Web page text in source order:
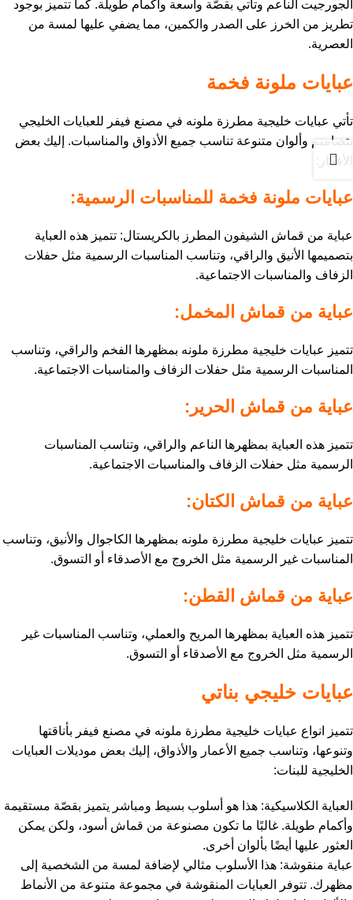
الجورجيت الناعم وتأتي بقصّة واسعة وأكمام طويلة. كما تتميز بوجود
تطريز من الخرز على الصدر والكمين، مما يضفي عليها لمسة من
العصرية.
عبايات ملونة فخمة
تأتي عبايات خليجية مطرزة ملونه في مصنع فيفر للعبايات الخليجي
بتصاميم وألوان متنوعة تناسب جميع الأذواق والمناسبات. إليك بعض
الأفكار:
عبايات ملونة فخمة للمناسبات الرسمية:
عباية من قماش الشيفون المطرز بالكريستال: تتميز هذه العباية
بتصميمها الأنيق والراقي، وتناسب المناسبات الرسمية مثل حفلات
الزفاف والمناسبات الاجتماعية.
عباية من قماش المخمل:
تتميز عبايات خليجية مطرزة ملونه بمظهرها الفخم والراقي، وتناسب
المناسبات الرسمية مثل حفلات الزفاف والمناسبات الاجتماعية.
عباية من قماش الحرير:
تتميز هذه العباية بمظهرها الناعم والراقي، وتناسب المناسبات
الرسمية مثل حفلات الزفاف والمناسبات الاجتماعية.
عباية من قماش الكتان:
تتميز عبايات خليجية مطرزة ملونه بمظهرها الكاجوال والأنيق، وتناسب
المناسبات غير الرسمية مثل الخروج مع الأصدقاء أو التسوق.
عباية من قماش القطن:
تتميز هذه العباية بمظهرها المريح والعملي، وتناسب المناسبات غير
الرسمية مثل الخروج مع الأصدقاء أو التسوق.
عبايات خليجي بناتي
تتميز انواع عبايات خليجية مطرزة ملونه في مصنع فيفر بأناقتها
وتنوعها، وتناسب جميع الأعمار والأذواق، إليك بعض موديلات العبايات
الخليجية للبنات:
العباية الكلاسيكية: هذا هو أسلوب بسيط ومباشر يتميز بقصّة مستقيمة
وأكمام طويلة. غالبًا ما تكون مصنوعة من قماش أسود، ولكن يمكن
العثور عليها أيضًا بألوان أخرى.
عباية منقوشة: هذا الأسلوب مثالي لإضافة لمسة من الشخصية إلى
مظهرك. تتوفر العبايات المنقوشة في مجموعة متنوعة من الأنماط